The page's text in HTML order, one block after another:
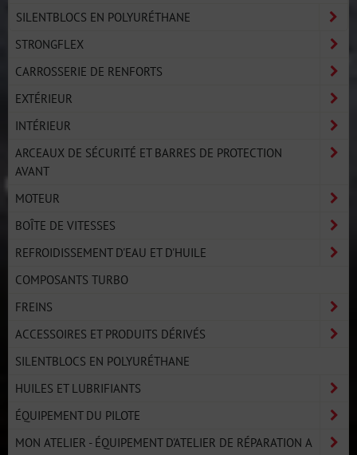
SILENTBLOCS EN POLYURÉTHANE
STRONGFLEX
CARROSSERIE DE RENFORTS
EXTÉRIEUR
INTÉRIEUR
ARCEAUX DE SÉCURITÉ ET BARRES DE PROTECTION
AVANT
MOTEUR
BOÎTE DE VITESSES
REFROIDISSEMENT D'EAU ET D'HUILE
COMPOSANTS TURBO
FREINS
ACCESSOIRES ET PRODUITS DÉRIVÉS
SILENTBLOCS EN POLYURÉTHANE
HUILES ET LUBRIFIANTS
ÉQUIPEMENT DU PILOTE
MON ATELIER - ÉQUIPEMENT D'ATELIER DE RÉPARATION A